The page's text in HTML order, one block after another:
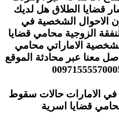
قضايا الطلاق هل لديك
الاحوال الشخصية في
الزوجية محامي قضايا
الاماراتي محامي
معنا عبر محادثة الموقع
في الامارات حالات سقوط
قضايا اسرية